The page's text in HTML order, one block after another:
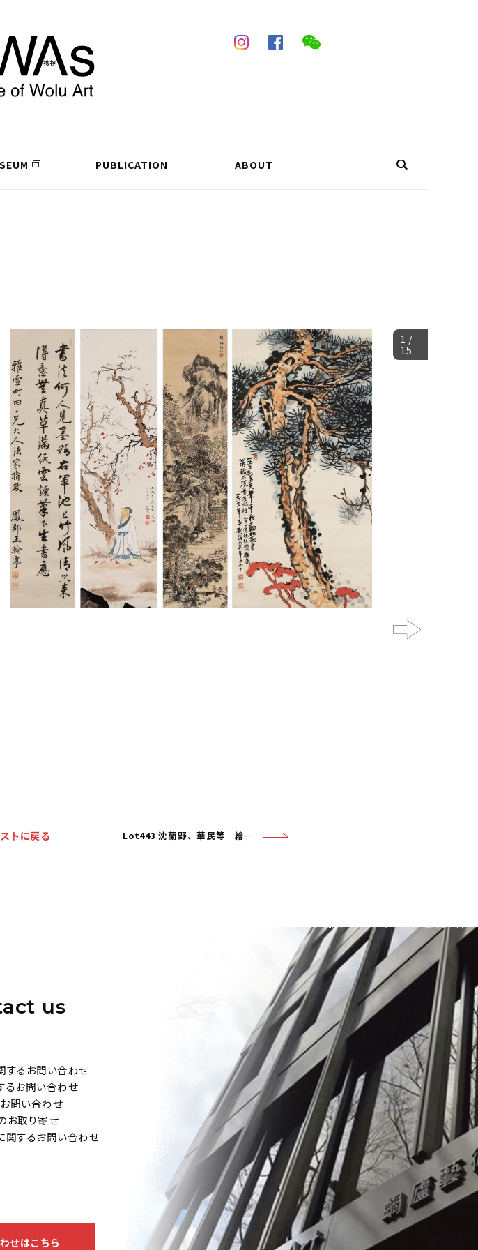
PUBLICATION ABOUT
1 /
15
Lot443 沈蘭野、華民等 繪畫三幀
トに戻る
us
するお問い合わせ
るお問い合わせ
問い合わせ
お取り寄せ
関するお問い合わせ
せはこちら